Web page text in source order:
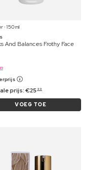
⋅ 150 ml
And Balances Frothy Face
prijs:€25 99
VOEG TOE